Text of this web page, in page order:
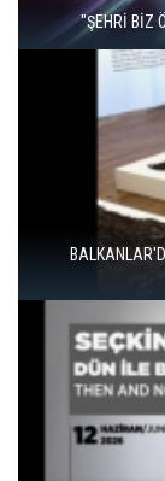
"ŞEHRİ BİZ